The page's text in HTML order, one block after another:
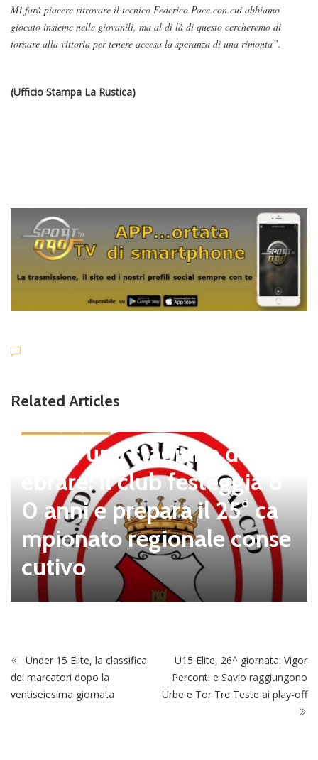
Mi farà piacere ritrovare il tecnico Federico Pace con cui abbiamo
giocato insieme nelle giovanili, ma al di là di questo cercheremo di
tornare alla vittoria per tenere accesa la speranza di una rimonta”.
(Ufficio Stampa La Rustica)
Related Articles
Dilettanti Regionali
Il Presidente LND Giancarl
o Abete: “Il futuro del calc
io dilettantistico passa da
servizi e tutela dei vivai”
Under 15 Elite, la classifica
dei marcatori dopo la
ventiseiesima giornata
U15 Elite, 26^ giornata: Vigor
Perconti e Savio raggiungono
Urbe e Tor Tre Teste ai play-off